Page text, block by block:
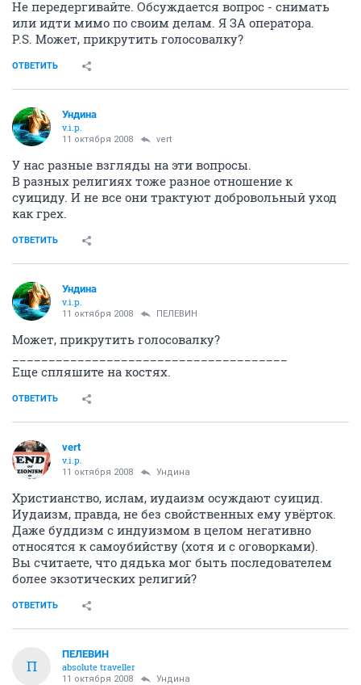
Не передергивайте. Обсуждается вопрос - снимать
или идти мимо по своим делам. Я ЗА оператора.
P.S. Может, прикрутить голосовалку?
ОТВЕТИТЬ
Ундина
v.i.p.
11 октября 2008 vert
У нас разные взгляды на эти вопросы.
В разных религиях тоже разное отношение к
суициду. И не все они трактуют добровольный уход
как грех.
ОТВЕТИТЬ
Ундина
v.i.p.
11 октября 2008 ПЕЛЕВИН
Может, прикрутить голосовалку?
Еще спляшите на костях.
ОТВЕТИТЬ
vert
v.i.p.
11 октября 2008 Ундина
Христианство, ислам, иудаизм осуждают суицид.
Иудаизм, правда, не без свойственных ему увёрток.
Даже буддизм с индуизмом в целом негативно
относятся к самоубийству (хотя и с оговорками).
Вы считаете, что дядька мог быть последователем
более экзотических религий?
ОТВЕТИТЬ
П
ПЕЛЕВИН
absolute traveller
11 октября 2008 Ундина